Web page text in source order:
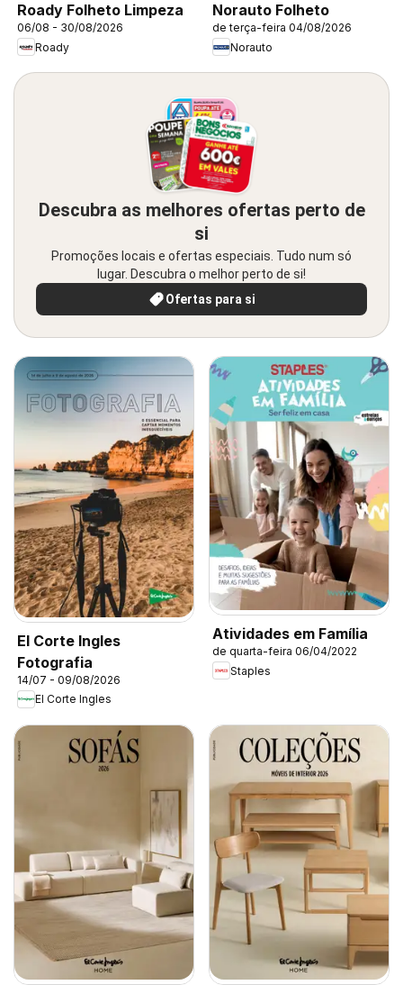
Roady Folheto Limpeza
06/08 - 30/08/2026
Roady
Norauto Folheto
de terça-feira 04/08/2026
Norauto
Descubra as melhores ofertas perto de
si
Promoções locais e ofertas especiais. Tudo num só
lugar. Descubra o melhor perto de si!
Ofertas para si
El Corte Ingles
Fotografia
14/07 - 09/08/2026
El Corte Ingles
Atividades em Família
de quarta-feira 06/04/2022
Staples